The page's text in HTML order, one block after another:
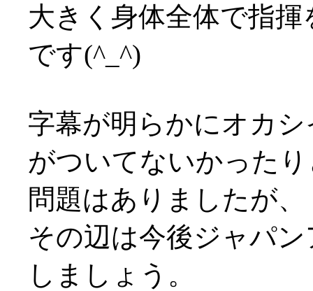
大きく身体全体で指
です(^_^)
字幕が明らかにオカ
がついてないかった
問題はありましたが、
その辺は今後ジャパ
しましょう。